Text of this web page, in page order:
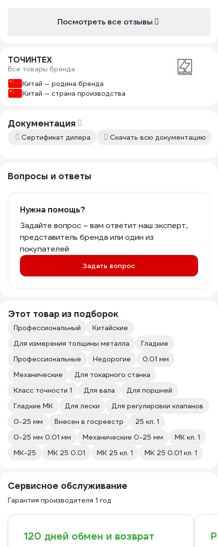
Посмотреть все отзывы
ТОЧИНТЕХ
Все товары бренда
Китай — родина бренда
Китай — страна производства
Документация
Сертификат дилера Скачать всю документацию
Вопросы и ответы
Нужна помощь?
Задайте вопрос – вам ответит наш эксперт,
представитель бренда или один из
покупателей
Задать вопрос
Этот товар из подборок
Профессиональный
Китайские
Для измерения толщины металла
Гладкие
Профессиональные
Недорогие
0.01 мм
Механические
Для токарного станка
Класс точности 1
Для вала
Для поршней
Гладкие МК
Для лески
Для регулировки клапанов
0-25 мм
Внесен в госреестр
25 кл. 1
0-25 мм 0.01 мм
Механические 0-25 мм
МК кл. 1
МК-25
МК 25 0.01 МК 25 кл. 1 МК 25 0.01 кл. 1
Сервисное обслуживание
Гарантия производителя 1 год
120 дней обмен и возврат